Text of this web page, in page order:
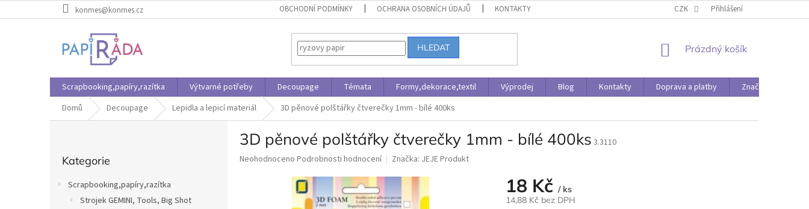
na
konmes@konmes.cz OBCHODNÍ PODMÍNKY OCHRANA OSOBNÍCH ÚDAJŮ KONTAKTY DOPRAVA A PLATBY
CZK Přihlášení
HLEDAT
NÁKUPNÍ
Prázdný košík
Scrapbooking,papíry,razítka Výtvarné potřeby Decoupage Témata Formy,dekorace,textil Výprodej Blog Kontakty Doprava a platby
Značky
Domů
Decoupage Lepidla a lepicí materiál 3D pěnové polštářky čtverečky 1mm - bílé 400ks
kategorie
Kategorie
Scrapbooking,papíry,razítka
Strojek GEMINI, Tools, Big Shot
3D pěnové polštářky čtverečky 1mm - bílé 400ks 3.3110
Průměrné
Neohodnoceno Podrobnosti hodnocení Značka: JEJE Produkt
18 Kč / ks
14,88 Kč bez DPH